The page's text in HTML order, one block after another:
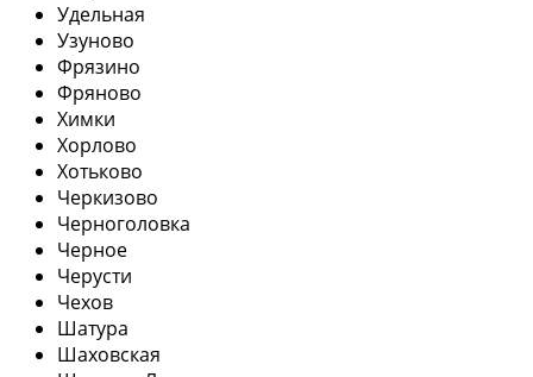
Удельная
Узуново
Фрязино
Фряново
Химки
Хорлово
Хотьково
Черкизово
Черноголовка
Черное
Черусти
Чехов
Шатура
Шаховская